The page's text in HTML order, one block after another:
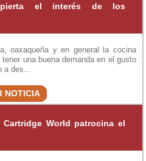
el interés de los
oaxaqueña y en general la cocina
una buena demanda en el gusto
des...
NOTICIA
World patrocina el